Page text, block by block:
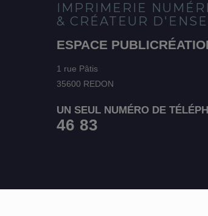
IMPRIMERIE
& CRÉATEUR
ESPACE
1 rue Pâtis
35600 REDON
UN SEUL NUMÉRO DE
46 83